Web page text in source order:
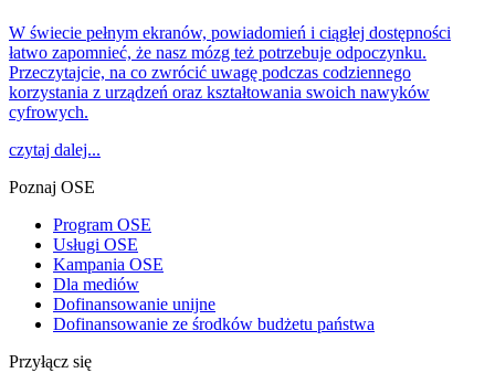
W świecie pełnym ekranów, powiadomień i ciągłej dostępności
łatwo zapomnieć, że nasz mózg też potrzebuje odpoczynku.
Przeczytajcie, na co zwrócić uwagę podczas codziennego
korzystania z urządzeń oraz kształtowania swoich nawyków
cyfrowych.
czytaj dalej...
Poznaj OSE
Program OSE
Usługi OSE
Kampania OSE
Dla mediów
Dofinansowanie unijne
Dofinansowanie ze środków budżetu państwa
Przyłącz się